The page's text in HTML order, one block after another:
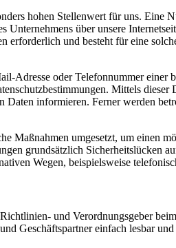
hohen Stellenwert für uns. Eine
Unternehmens über unsere
erforderlich und besteht für eine
Adresse oder Telefonnummer
Mittels
informieren. Ferner werden
umgesetzt, um einen
grundsätzlich Sicherheitslücken
Wegen, beispielsweise
und Verordnungsgeber
Geschäftspartner einfach lesbar